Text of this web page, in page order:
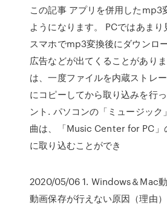
この記事 アプリを併用したmp3
ようになります。 PCではあまり
スマホでmp3変換後にダウンロ
広告などが出てくることがあり
は、一度ファイルを内蔵ストレ
にコピーしてから取り込みを行
ント. パソコンの「ミュージック
曲は、「Music Center for PC」
に取り込むことができ
2020/05/06 1. Windows＆Mac動
動画保存が行えない原因（理由）